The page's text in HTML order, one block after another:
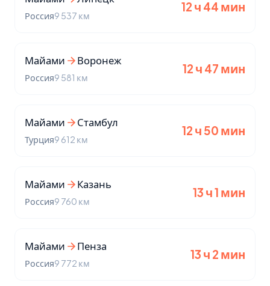
Россия9 537 км
12 ч 44 мин
Майами Воронеж
Россия9 581 км
12 ч 47 мин
Майами Стамбул
Турция9 612 км
12 ч 50 мин
Майами Казань
Россия9 760 км
13 ч 1 мин
Майами Пенза
Россия9 772 км
13 ч 2 мин